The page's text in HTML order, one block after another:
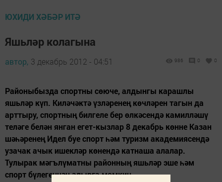
ЮХИДИ ХӘБӘР ИТӘ
Яшьләр колагына
автор, 3 декабрь 2012 - 04:51 986 0 0
Районыбызда спортны сөюче, алдынгы карашлы
яшьләр күп. Киләчәктә үзләренең көчләрен тагын да
арттыру, спортның билгеле бер өлкәсендә камилләшү
теләге белән янган егет-кызлар 8 декабрь көнне Казан
шәһәренең Идел буе спорт һәм туризм академиясендә
узачак ачык ишекләр көнендә катнаша алалар.
Тулырак мәгълүматны районның яшьләр эше һәм
спорт бүлегеннән алырга мөмкин.